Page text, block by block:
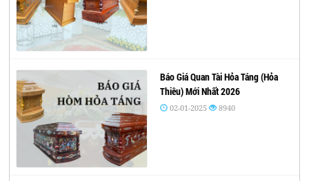
Báo Giá Quan Tài Hỏa Táng (Hỏa
Thiêu) Mới Nhất 2026
02-01-2025 8940